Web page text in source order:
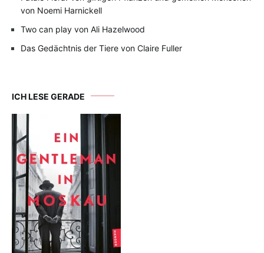
von Noemi Harnickell
Two can play von Ali Hazelwood
Das Gedächtnis der Tiere von Claire Fuller
ICH LESE GERADE